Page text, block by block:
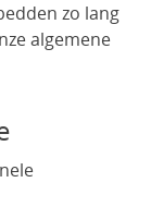
zo lang
algemene